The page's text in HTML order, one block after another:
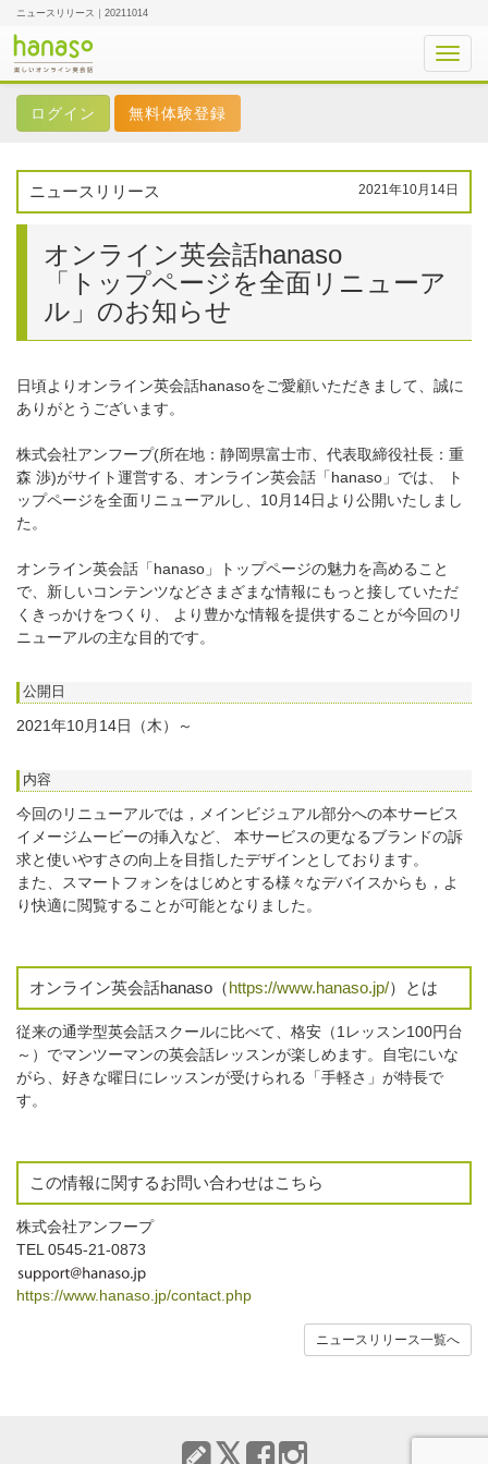
ニュースリリース｜20211014
無料体験登録
ニュースリリース 2021年10月14日
オンライン英会話hanaso
「トップページを全面リニューア
ル」のお知らせ
日頃よりオンライン英会話hanasoをご愛顧いただきまして、誠に
ありがとうございます。
株式会社アンフープ(所在地：静岡県富士市、代表取締役社長：重
森 渉)がサイト運営する、オンライン英会話「hanaso」では、 ト
ップページを全面リニューアルし、10月14日より公開いたしまし
た。
オンライン英会話「hanaso」トップページの魅力を高めること
で、新しいコンテンツなどさまざまな情報にもっと接していただ
くきっかけをつくり、 より豊かな情報を提供することが今回のリ
ニューアルの主な目的です。
公開日
2021年10月14日（木）～
内容
今回のリニューアルでは，メインビジュアル部分への本サービス
イメージムービーの挿入など、 本サービスの更なるブランドの訴
求と使いやすさの向上を目指したデザインとしております。
また、スマートフォンをはじめとする様々なデバイスからも，よ
り快適に閲覧することが可能となりました。
オンライン英会話hanaso（https://www.hanaso.jp/）とは
従来の通学型英会話スクールに比べて、格安（1レッスン100円台
～）でマンツーマンの英会話レッスンが楽しめます。自宅にいな
がら、好きな曜日にレッスンが受けられる「手軽さ」が特長で
す。
この情報に関するお問い合わせはこちら
株式会社アンフープ
TEL 0545-21-0873
https://www.hanaso.jp/contact.php
ニュースリリース一覧へ